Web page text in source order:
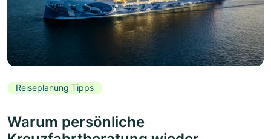
Reiseplanung Tipps
Warum persönliche